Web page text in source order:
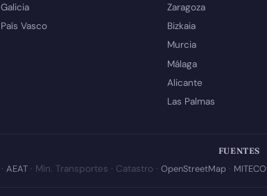
Galicia
País Vasco
Zaragoza
Bizkaia
Murcia
Málaga
Alicante
Las Palmas
FUENTES
· AEAT · Min. Transportes · Catastro · OpenStreetMap · MITECO